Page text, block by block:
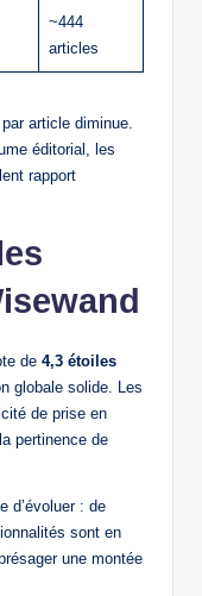
~444
articles
article diminue.
éditorial, les
rapport
de 4,3 étoiles
globale solide. Les
de prise en
pertinence de
d’évoluer : de
sont en
une montée